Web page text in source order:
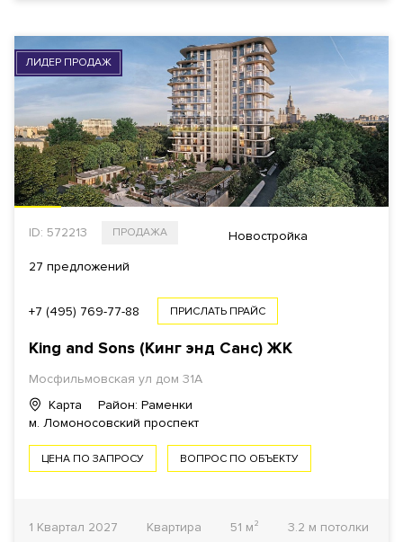
ЛИДЕР ПРОДАЖ
ID: 572213 ПРОДАЖА Новостройка
27 предложений
+7 (495) 769-77-88 ПРИСЛАТЬ ПРАЙС
King and Sons (Кинг энд Санc) ЖК
Мосфильмовская ул дом 31А
Карта
Район: Раменки
м. Ломоносовский проспект
ЦЕНА ПО ЗАПРОСУ ВОПРОС ПО ОБЪЕКТУ
1 Квартал 2027 Квартира 51 м²
3.2 м потолки